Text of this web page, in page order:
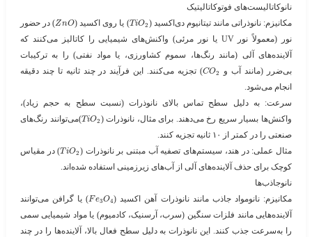
نانوکاتالیست‌های فوتوکاتالیتیک
مکانیزم: نانوذراتی مانند تیتانیوم دی‌اکسید (​ TiO2 ​) یا روی اکسید (​ ZnO
​) در حضور
نور (معمولاً نور UV یا نور مرئی) واکنش‌های شیمیایی را کاتالیز می‌کنند که
آلاینده‌های آلی (مانند رنگ‌ها، سموم کشاورزی، یا مواد نفتی) را به ترکیبات
بی‌ضرر (مانند آب و ​
CO2
​) تجزیه می‌کنند. این فرآیند در چند ثانیه تا چند دقیقه
انجام می‌شود.
سرعت: به دلیل سطح تماس بالای نانوذرات (نسبت سطح به حجم زیاد)،
واکنش‌ها بسیار سریع رخ می‌دهند. برای مثال، نانوذرات (​
TiO2
​)می‌توانند رنگ‌های
صنعتی را در کمتر از ۱۰ ثانیه تجزیه کنند.
مثال عملی: در هند، سیستم‌های تصفیه آب مبتنی بر نانوذرات (​ T iO2
​) در مقیاس
کوچک برای حذف آلاینده‌های آلی از آب‌های زیرزمینی استفاده شده‌اند.
نانوجاذب‌ها
مکانیزم: نانومواد جاذب مانند نانوذرات آهن اکسید (​ Fe3O4
​) یا گرافن می‌توانند
آلاینده‌هایی مانند فلزات سنگین (سرب، آرسنیک، کادمیوم) یا مواد شیمیایی سمی
را به‌سرعت جذب کنند. این نانوذرات به دلیل سطح فعال بالا، آلاینده‌ها را در چند